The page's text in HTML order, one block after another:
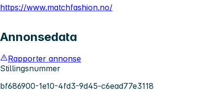
https://www.matchfashion.no/
Annonsedata
Rapporter annonse
Stillingsnummer
bf686900-1e10-4fd3-9d45-c6ead77e3118